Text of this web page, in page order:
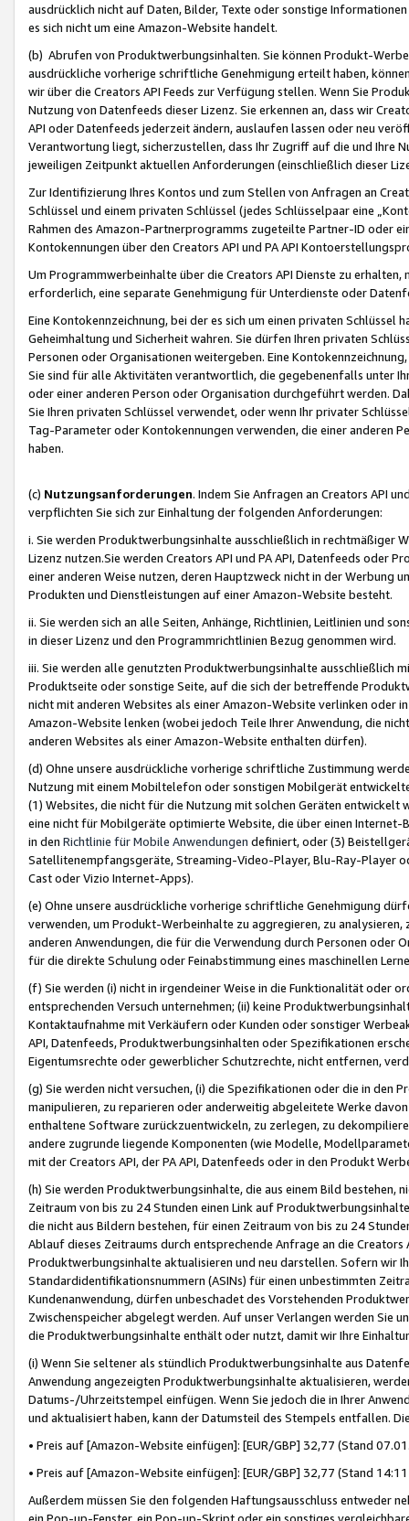
ausdrücklich nicht auf Daten, Bilder, Texte oder sonstige
es sich nicht um eine Amazon-Website handelt.
(b) Abrufen von Produktwerbungsinhalten. Sie können Produkt-
ausdrückliche vorherige schriftliche Genehmigung erteilt haben,
wir über die Creators API Feeds zur Verfügung stellen. Wenn Sie
Nutzung von Datenfeeds dieser Lizenz. Sie erkennen an, dass wir
API oder Datenfeeds jederzeit ändern, auslaufen lassen oder neu
Verantwortung liegt, sicherzustellen, dass Ihr Zugriff auf die und Ihre
jeweiligen Zeitpunkt aktuellen Anforderungen (einschließlich dieser
Zur Identifizierung Ihres Kontos und zum Stellen von Anfragen an
Schlüssel und einem privaten Schlüssel (jedes Schlüsselpaar eine
Rahmen des Amazon-Partnerprogramms zugeteilte Partner-ID oder
Kontokennungen über den Creators API und PA API
Um Programmwerbeinhalte über die Creators API Dienste zu
erforderlich, eine separate Genehmigung für Unterdienste oder
Eine Kontokennzeichnung, bei der es sich um einen privaten
Geheimhaltung und Sicherheit wahren. Sie dürfen Ihren privaten
Personen oder Organisationen weitergeben. Eine
Sie sind für alle Aktivitäten verantwortlich, die gegebenenfalls unter
oder einer anderen Person oder Organisation durchgeführt werden.
Sie Ihren privaten Schlüssel verwendet, oder wenn Ihr privater
Tag-Parameter oder Kontokennungen verwenden, die einer anderen
haben.
(c) Nutzungsanforderungen. Indem Sie Anfragen an Creators API
verpflichten Sie sich zur Einhaltung der folgenden Anforderungen:
i. Sie werden Produktwerbungsinhalte ausschließlich in rechtmäßiger
Lizenz nutzen.Sie werden Creators API und PA API, Datenfeeds oder
einer anderen Weise nutzen, deren Hauptzweck nicht in der Werbung
Produkten und Dienstleistungen auf einer Amazon-Website besteht.
ii. Sie werden sich an alle Seiten, Anhänge, Richtlinien, Leitlinien und
in dieser Lizenz und den Programmrichtlinien Bezug genommen wird.
iii. Sie werden alle genutzten Produktwerbungsinhalte ausschließlich
Produktseite oder sonstige Seite, auf die sich der betreffende
nicht mit anderen Websites als einer Amazon-Website verlinken oder
Amazon-Website lenken (wobei jedoch Teile Ihrer Anwendung, die
anderen Websites als einer Amazon-Website enthalten dürfen).
(d) Ohne unsere ausdrückliche vorherige schriftliche Zustimmung
Nutzung mit einem Mobiltelefon oder sonstigen Mobilgerät
(1) Websites, die nicht für die Nutzung mit solchen Geräten
eine nicht für Mobilgeräte optimierte Website, die über einen
in den Richtlinie für Mobile Anwendungen definiert, oder (3)
Satellitenempfangsgeräte, Streaming-Video-Player, Blu-Ray-Player
Cast oder Vizio Internet-Apps).
(e) Ohne unsere ausdrückliche vorherige schriftliche Genehmigung
verwenden, um Produkt-Werbeinhalte zu aggregieren, zu
anderen Anwendungen, die für die Verwendung durch Personen
für die direkte Schulung oder Feinabstimmung eines maschinellen
(f) Sie werden (i) nicht in irgendeiner Weise in die Funktionalität oder
entsprechenden Versuch unternehmen; (ii) keine
Kontaktaufnahme mit Verkäufern oder Kunden oder sonstiger
API, Datenfeeds, Produktwerbungsinhalten oder Spezifikationen
Eigentumsrechte oder gewerblicher Schutzrechte, nicht entfernen,
(g) Sie werden nicht versuchen, (i) die Spezifikationen oder die in
manipulieren, zu reparieren oder anderweitig abgeleitete Werke
enthaltene Software zurückzuentwickeln, zu zerlegen, zu
andere zugrunde liegende Komponenten (wie Modelle,
mit der Creators API, der PA API, Datenfeeds oder in den Produkt
(h) Sie werden Produktwerbungsinhalte, die aus einem Bild bestehen,
Zeitraum von bis zu 24 Stunden einen Link auf
die nicht aus Bildern bestehen, für einen Zeitraum von bis zu 24
Ablauf dieses Zeitraums durch entsprechende Anfrage an die
Produktwerbungsinhalte aktualisieren und neu darstellen. Sofern wir
Standardidentifikationsnummern (ASINs) für einen unbestimmten
Kundenanwendung, dürfen unbeschadet des Vorstehenden
Zwischenspeicher abgelegt werden. Auf unser Verlangen werden Sie
die Produktwerbungsinhalte enthält oder nutzt, damit wir Ihre
(i) Wenn Sie seltener als stündlich Produktwerbungsinhalte aus
Anwendung angezeigten Produktwerbungsinhalte aktualisieren,
Datums-/Uhrzeitstempel einfügen. Wenn Sie jedoch die in Ihrer
und aktualisiert haben, kann der Datumsteil des Stempels entfallen.
• Preis auf [Amazon-Website einfügen]: [EUR/GBP] 32,77 (Stand
• Preis auf [Amazon-Website einfügen]: [EUR/GBP] 32,77 (Stand
Außerdem müssen Sie den folgenden Haftungsausschluss entweder
ein Pop-up-Fenster, ein Pop-up-Skript oder ein sonstiges